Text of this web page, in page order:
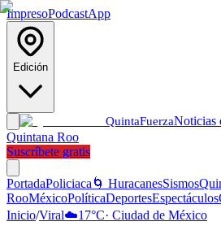
ImpresoPodcastApp
Edición
QuintaFuerzaNoticias
Quintana Roo
Suscríbete gratis
PortadaPoliciaca 🌀 HuracanesSismos
RooMéxicoPolíticaDeportesEspectáculos
Inicio/Viral☁️17°C· Ciudad de México